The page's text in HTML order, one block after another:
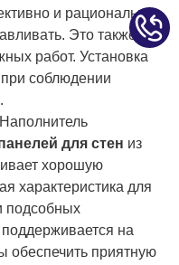
и рационально
Это также
работ. Установка
соблюдении
для стен из
хорошую
характеристика для
подсобных
на
обеспечить приятную